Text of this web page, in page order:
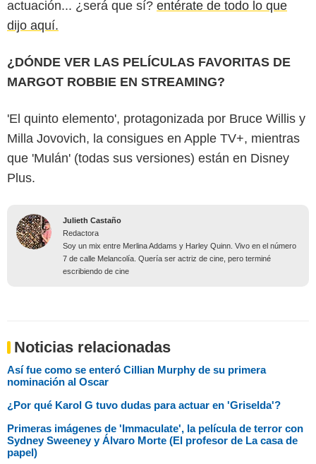
actuación... ¿será que sí? entérate de todo lo que
dijo aquí.
¿DÓNDE VER LAS PELÍCULAS FAVORITAS DE
MARGOT ROBBIE EN STREAMING?
'El quinto elemento', protagonizada por Bruce Willis y
Milla Jovovich, la consigues en Apple TV+, mientras
que 'Mulán' (todas sus versiones) están en Disney
Plus.
Julieth Castaño
Redactora
Soy un mix entre Merlina Addams y Harley Quinn. Vivo en el número
7 de calle Melancolía. Quería ser actriz de cine, pero terminé
escribiendo de cine
Noticias relacionadas
Así fue como se enteró Cillian Murphy de su primera
nominación al Oscar
¿Por qué Karol G tuvo dudas para actuar en 'Griselda'?
Primeras imágenes de 'Immaculate', la película de terror con
Sydney Sweeney y Álvaro Morte (El profesor de La casa de
papel)